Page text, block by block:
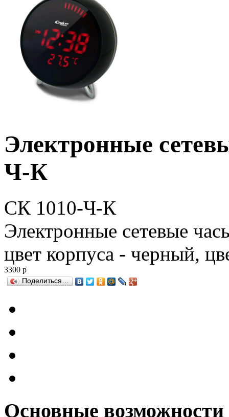
Электронные
Ч-К
СК 1010-Ч-К
Электронные сетевые
цвет корпуса - черный,
3300 р
Поделиться…
Основные возможности